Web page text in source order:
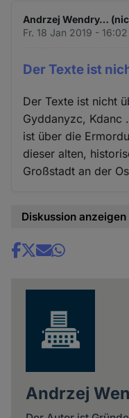
Andrzej Wendry…
Fr. 18 Jan 2019 - 16:02
Der Texte ist
Der Texte ist nicht
Gyddanyzc, Kdanc
ist über die
dieser alten,
Großstadt an der
Diskussion anzeigen
Share
Andrzej